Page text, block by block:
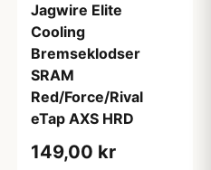
Jagwire Elite
Cooling
Bremseklodser
SRAM
Red/Force/Rival
eTap AXS HRD
149,00 kr